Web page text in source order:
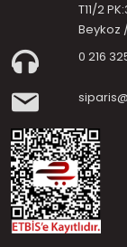
T11/2
Beykoz
0 216